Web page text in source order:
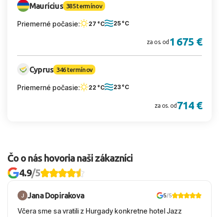
Maurícius 385 termínov
Priemerné počasie: 27 °C 25 °C
za os. od 1 675 €
Cyprus 346 termínov
Priemerné počasie: 22 °C 23 °C
za os. od 714 €
Čo o nás hovoria naši zákazníci
4.9/5
Jana Dopirakova 5/5
Včera sme sa vratili z Hurgady konkretne hotel Jazz